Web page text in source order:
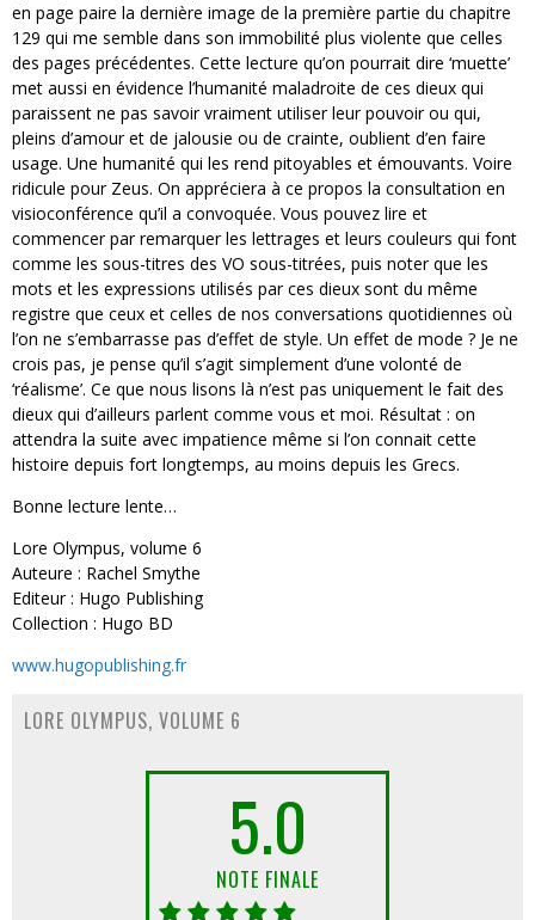
en page paire la dernière image de la première partie du chapitre
129 qui me semble dans son immobilité plus violente que celles
des pages précédentes. Cette lecture qu’on pourrait dire ‘muette’
met aussi en évidence l’humanité maladroite de ces dieux qui
paraissent ne pas savoir vraiment utiliser leur pouvoir ou qui,
pleins d’amour et de jalousie ou de crainte, oublient d’en faire
usage. Une humanité qui les rend pitoyables et émouvants. Voire
ridicule pour Zeus. On appréciera à ce propos la consultation en
visioconférence qu’il a convoquée. Vous pouvez lire et
commencer par remarquer les lettrages et leurs couleurs qui font
comme les sous-titres des VO sous-titrées, puis noter que les
mots et les expressions utilisés par ces dieux sont du même
registre que ceux et celles de nos conversations quotidiennes où
l’on ne s’embarrasse pas d’effet de style. Un effet de mode ? Je ne
crois pas, je pense qu’il s’agit simplement d’une volonté de
‘réalisme’. Ce que nous lisons là n’est pas uniquement le fait des
dieux qui d’ailleurs parlent comme vous et moi. Résultat : on
attendra la suite avec impatience même si l’on connait cette
histoire depuis fort longtemps, au moins depuis les Grecs.
Bonne lecture lente…
Lore Olympus, volume 6
Auteure : Rachel Smythe
Editeur : Hugo Publishing
Collection : Hugo BD
www.hugopublishing.fr
LORE OLYMPUS, VOLUME 6
5.0
NOTE FINALE